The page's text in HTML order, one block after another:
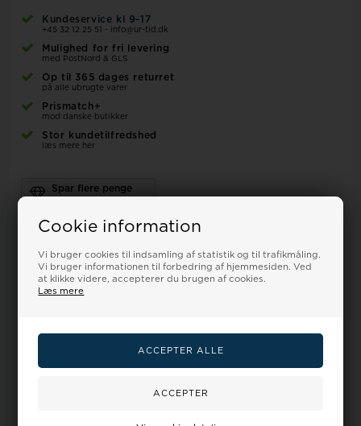
Cookie information
Vi bruger cookies til indsamling af statistik og til trafikmåling.
Vi bruger informationen til forbedring af hjemmesiden. Ved
at klikke videre, accepterer du brugen af cookies.
Læs mere
Kundeservice kl 9-17
+45 32 12 25 51 - info@ur-tid.dk
Mulighed for fri levering
med PostNord & GLS
Op til 365 dages returret
på alle ubrugte varer
Prismatch+
mod danske butikker
Stor kundetilfredshed
læs mere her
Spar flere penge
Alle Bering ure fra Ur-Tid.dk kommer i flotte originale gaveæsker,
manualer og minimum 2 års garanti - læs mere om garantien her
dages fuld returret og pengene giver vi gerne igen.
Er dit nye Bering ur med lænke, så tilpasser vi den gerne gratis -
du skal blot i noter opgive dit håndleds mål
HUSK: Har du set dette Bering ur billigere et andet sted, så har vi
Vandtæthed
Ur-guide
Størrelsesguide